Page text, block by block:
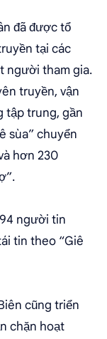
đã được tổ
tại các
người tham gia.
truyền, vận
tập trung, gần
sùa” chuyển
hơn 230
người tin
tin theo “Giê
cũng triển
chặn hoạt